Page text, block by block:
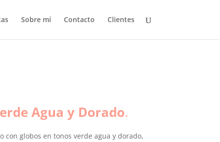
Sobre mí Contacto Clientes
Agua y Dorado.
con globos en tonos verde agua y dorado,